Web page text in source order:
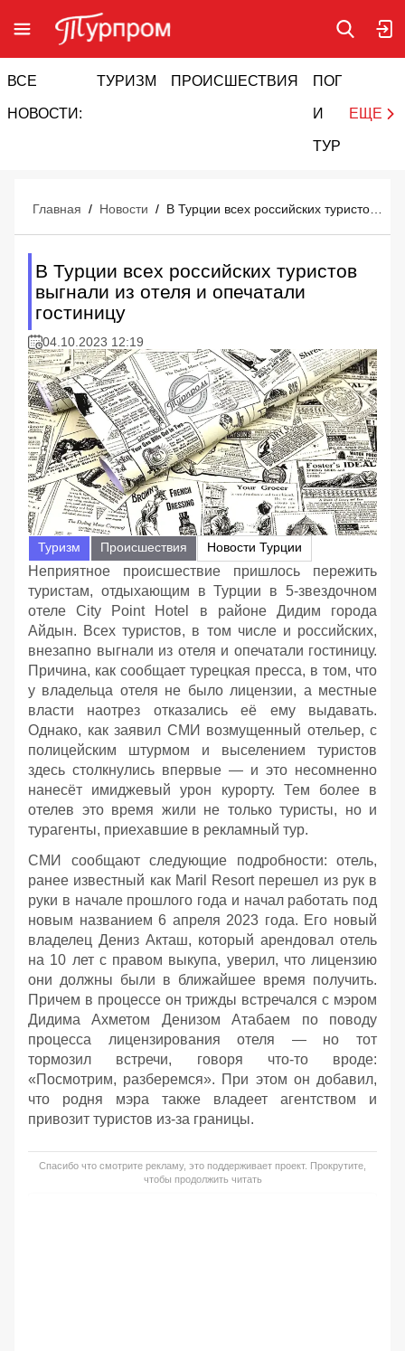
ВСЕ
НОВОСТИ:
ТУРИЗМ ПРОИСШЕСТВИЯ ПОГОДА
И
ТУРИЗМ
ЕЩЕ
Главная / Новости /
В Турции всех российских туристов
выгнали из отеля и опечатали
гостиницу
04.10.2023 12:19
Туризм Происшествия Новости Турции
Неприятное происшествие пришлось пережить
туристам, отдыхающим в Турции в 5-звездочном
отеле City Point Hotel в районе Дидим города
Айдын. Всех туристов, в том числе и российских,
внезапно выгнали из отеля и опечатали гостиницу.
Причина, как сообщает турецкая пресса, в том, что
у владельца отеля не было лицензии, а местные
власти наотрез отказались её ему выдавать.
Однако, как заявил СМИ возмущенный отельер, с
полицейским штурмом и выселением туристов
здесь столкнулись впервые — и это несомненно
нанесёт имиджевый урон курорту. Тем более в
отелев это время жили не только туристы, но и
турагенты, приехавшие в рекламный тур.
СМИ сообщают следующие подробности: отель,
ранее известный как Maril Resort перешел из рук в
руки в начале прошлого года и начал работать под
новым названием 6 апреля 2023 года. Его новый
владелец Дениз Акташ, который арендовал отель
на 10 лет с правом выкупа, уверил, что лицензию
они должны были в ближайшее время получить.
Причем в процессе он трижды встречался с мэром
Дидима Ахметом Денизом Атабаем по поводу
процесса лицензирования отеля — но тот
тормозил встречи, говоря что-то вроде:
«Посмотрим, разберемся». При этом он добавил,
что родня мэра также владеет агентством и
привозит туристов из-за границы.
Спасибо что смотрите рекламу, это поддерживает проект. Прокрутите,
чтобы продолжить читать